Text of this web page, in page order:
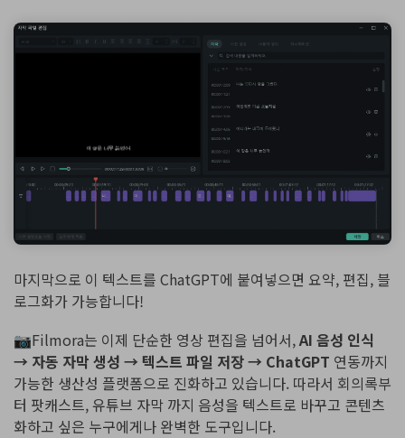
마지막으로 이 텍스트를 ChatGPT에 붙여넣으면 요약, 편집, 블
로그화가 가능합니다!
📷Filmora는 이제 단순한 영상 편집을 넘어서,AI 음성 인식
→ 자동 자막 생성 → 텍스트 파일 저장 → ChatGPT 연동까지
가능한 생산성 플랫폼으로 진화하고 있습니다. 따라서 회의록부
터 팟캐스트, 유튜브 자막 까지 음성을 텍스트로 바꾸고 콘텐츠
화하고 싶은 누구에게나 완벽한 도구입니다.